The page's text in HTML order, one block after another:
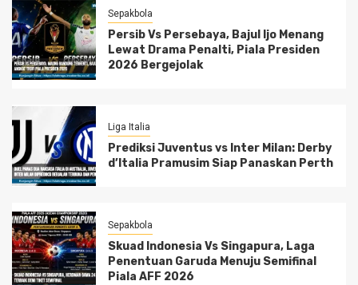
Sepakbola
Persib Vs Persebaya, Bajul Ijo Menang
Lewat Drama Penalti, Piala Presiden
2026 Bergejolak
Liga Italia
Prediksi Juventus vs Inter Milan: Derby
d’Italia Pramusim Siap Panaskan Perth
Sepakbola
Skuad Indonesia Vs Singapura, Laga
Penentuan Garuda Menuju Semifinal
Piala AFF 2026